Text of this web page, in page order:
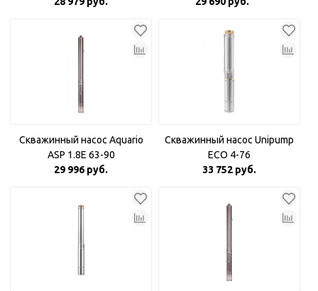
Скважинный насос Aquario
ASP 1.8Е 63-90
29 996 руб.
Скважинный насос Unipump
ECO 4-76
33 752 руб.